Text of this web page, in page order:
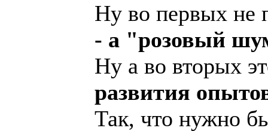
Ну во первых не
- а "розовый
Ну а во вторых
развития
Так, что нужно